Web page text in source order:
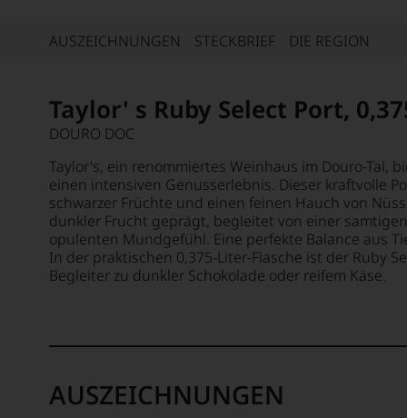
AUSZEICHNUNGEN STECKBRIEF DIE REGION
Taylor' s Ruby Select Port,
DOURO DOC
Taylor's, ein renommiertes Weinhaus im Douro-Tal,
einen intensiven Genusserlebnis. Dieser kraftvolle
schwarzer Früchte und einen feinen Hauch von
dunkler Frucht geprägt, begleitet von einer
opulenten Mundgefühl. Eine perfekte Balance aus
In der praktischen 0,375-Liter-Flasche ist der Ruby
Begleiter zu dunkler Schokolade oder reifem Käse.
AUSZEICHNUNGEN